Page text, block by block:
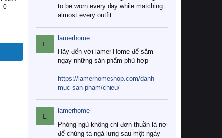
0
to be worn every day while matching
almost every outfit.
L
lamerhome
Hãy đến với lamer Home để sắm
ngay những sản phẩm phù hợp
https://lamerhomeshop.com/danh-
muc-san-pham/chieu/
L
lamerhome
Phòng ngủ không chỉ đơn thuần là nơi
để chúng ta ngả lưng sau một ngày